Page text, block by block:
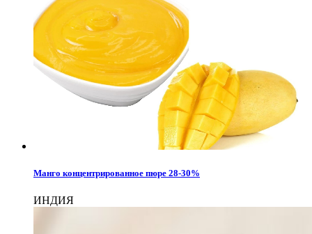
Манго концентрированное пюре 28-30%
ИНДИЯ